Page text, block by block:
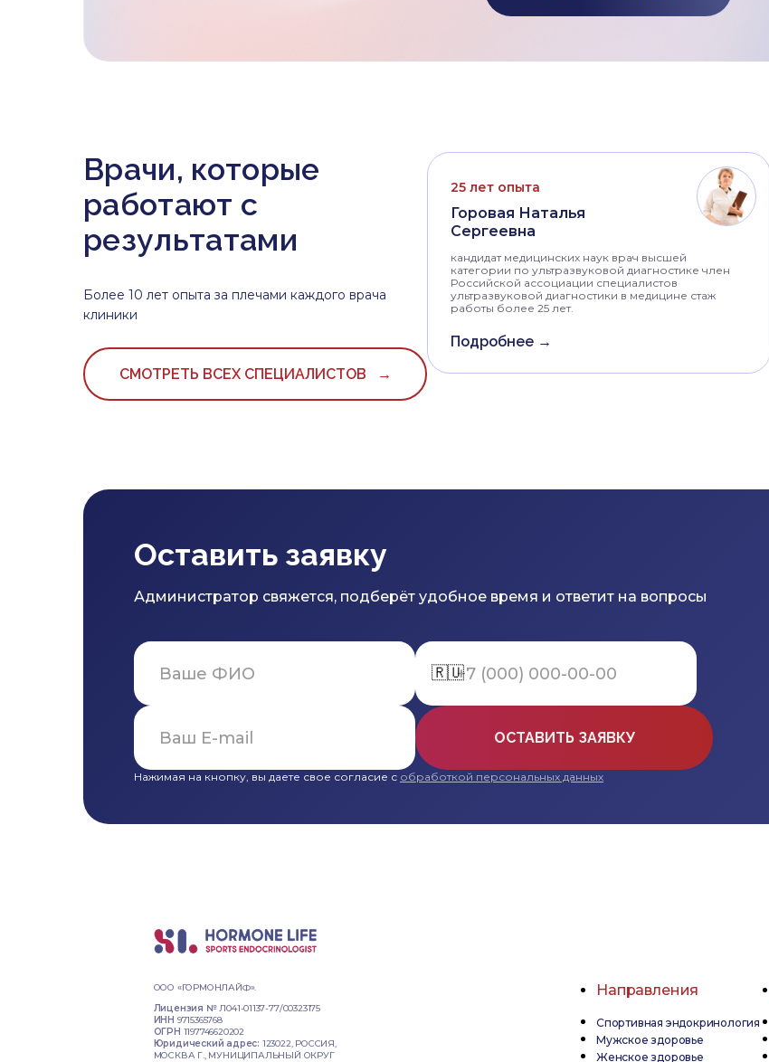
Врачи, которые
работают с
результатами
Более 10 лет опыта за плечами каждого врача
клиники
СМОТРЕТЬ ВСЕХ СПЕЦИАЛИСТОВ →
25 лет опыта
Горовая Наталья
Сергеевна
кандидат медицинских наук врач высшей
категории по ультразвуковой диагностике член
Российской ассоциации специалистов
ультразвуковой диагностики в медицине стаж
работы более 25 лет.
Подробнее →
Оставить заявку
Администратор свяжется, подберёт удобное время и ответит на вопросы
🇷🇺
ОСТАВИТЬ ЗАЯВКУ
Нажимая на кнопку, вы даете свое согласие с обработкой персональных данных
ООО «ГОРМОНЛАЙФ».
Лицензия №Л041-01137-77/00323175
ИНН 9715365768
ОГРН 1197746620202
Юридический адрес: 123022, РОССИЯ,
МОСКВА Г., МУНИЦИПАЛЬНЫЙ ОКРУГ
Направления
Спортивная эндокринология
Мужское здоровье
Женское здоровье